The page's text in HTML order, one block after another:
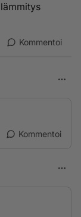
Kommentoi
Kommentoi